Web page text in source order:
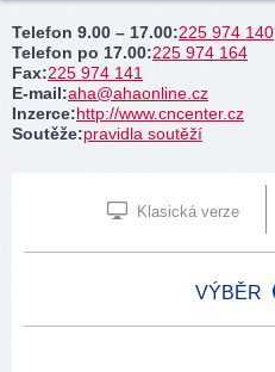
Telefon 9.00 – 17.00:225 974 140
Telefon po 17.00:225 974 164
Fax:225 974 141
E-mail:aha@ahaonline.cz
Inzerce:http://www.cncenter.cz
Soutěže:pravidla soutěží
Klasická verze
VÝBĚR